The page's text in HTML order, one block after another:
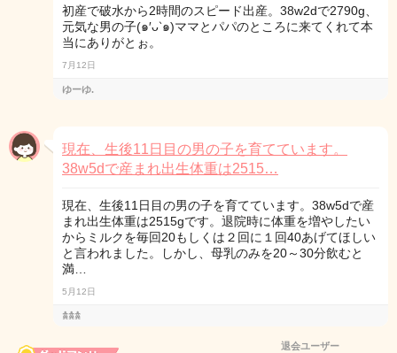
初産で破水から2時間のスピード出産。38w2dで2790g、
元気な男の子(๑′ᴗ‵๑)ママとパパのところに来てくれて本
当にありがとぉ。
7月12日
ゆーゆ.
現在、生後11日目の男の子を育てています。
38w5dで産まれ出生体重は2515…
現在、生後11日目の男の子を育てています。38w5dで産
まれ出生体重は2515gです。退院時に体重を増やしたい
からミルクを毎回20もしくは２回に１回40あげてほしい
と言われました。しかし、母乳のみを20～30分飲むと
満…
5月12日
𖠋𖠋𖠋
退会ユーザー